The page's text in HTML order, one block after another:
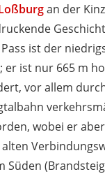
an der
ist der
er ist nur 665 m
vor allem
wobei er
Süden